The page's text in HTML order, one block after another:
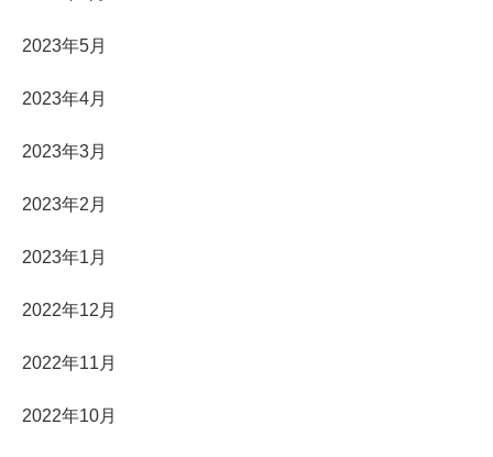
2023年5月
2023年4月
2023年3月
2023年2月
2023年1月
2022年12月
2022年11月
2022年10月